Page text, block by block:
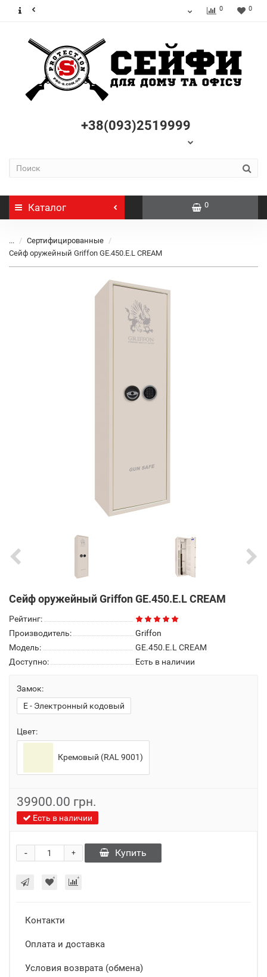
0 0
+38(093)2519999
Каталог 0
...
Сертифицированные
Сейф оружейный Griffon GE.450.E.L CREAM
Сейф оружейный Griffon GE.450.E.L CREAM
Рейтинг:
Производитель:
Griffon
Модель:
GE.450.E.L CREAM
Доступно:
Есть в наличии
Замок:
E - Электронный кодовый
Цвет:
Кремовый (RAL 9001)
39900.00 грн.
Есть в наличии
+
- Купить
Контакти
Оплата и доставка
Условия возврата (обмена)